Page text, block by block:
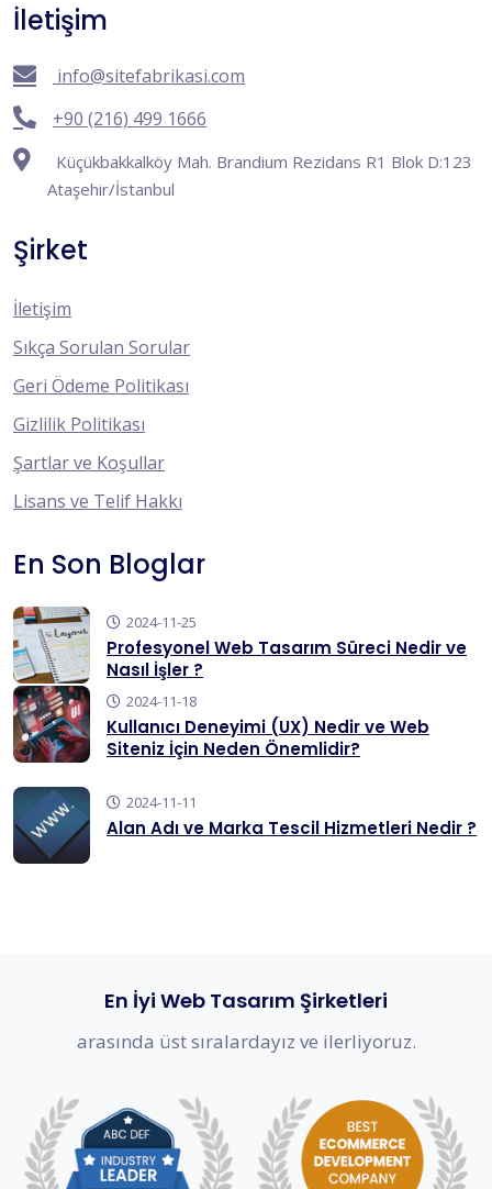
İletişim
info@sitefabrikasi.com
+90 (216) 499 1666
Küçükbakkalköy Mah. Brandium Rezidans R1 Blok D:123
Ataşehir/İstanbul
Şirket
İletişim
Sıkça Sorulan Sorular
Geri Ödeme Politikası
Gizlilik Politikası
Şartlar ve Koşullar
Lisans ve Telif Hakkı
En Son Bloglar
2024-11-25
Profesyonel Web Tasarım Süreci Nedir ve
Nasıl İşler ?
2024-11-18
Kullanıcı Deneyimi (UX) Nedir ve Web
Siteniz İçin Neden Önemlidir?
2024-11-11
Alan Adı ve Marka Tescil Hizmetleri Nedir ?
En İyi Web Tasarım Şirketleri
arasında üst sıralardayız ve ilerliyoruz.